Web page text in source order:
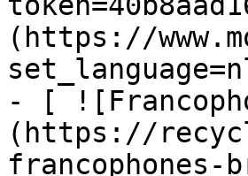
(https://
- [
(https://
francophones-